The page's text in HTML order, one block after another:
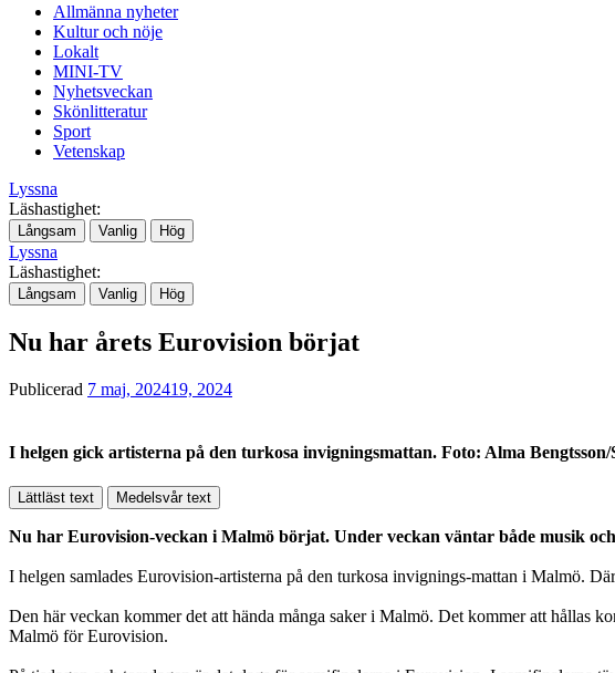
Allmänna nyheter
Kultur och nöje
Lokalt
MINI-TV
Nyhetsveckan
Skönlitteratur
Sport
Vetenskap
Lyssna
Läshastighet:
Långsam Vanlig Hög
Lyssna
Läshastighet:
Långsam Vanlig Hög
Nu har årets Eurovision börjat
Publicerad 7 maj, 202419, 2024
I helgen gick artisterna på den turkosa invigningsmattan. Foto: Alma
Lättläst text Medelsvår text
Nu har Eurovision-veckan i Malmö börjat. Under veckan väntar både musik
I helgen samlades Eurovision-artisterna på den turkosa invignings-mattan i Malmö.
Den här veckan kommer det att hända många saker i Malmö. Det kommer att hållas
Malmö för Eurovision.